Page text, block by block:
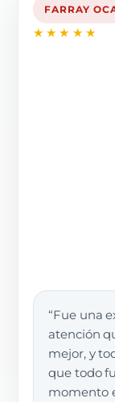
FARRAY
★★★★★
“Fue una
atención
mejor, y
que todo
momento